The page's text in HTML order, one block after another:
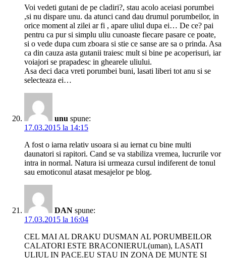
Voi vedeti gutani de pe cladiri?, stau acolo aceiasi porumbei
,si nu dispare unu. da atunci cand dau drumul porumbeilor, in
orice moment al zilei ar fi , apare uliul dupa ei… De ce? pai
pentru ca pur si simplu uliu cunoaste fiecare pasare ce poate,
si o vede dupa cum zboara si stie ce sanse are sa o prinda. Asa
ca din cauza asta gutanii traiesc mult si bine pe acoperisuri, iar
voiajori se prapadesc in ghearele uliului.
Asa deci daca vreti porumbei buni, lasati liberi tot anu si se
selecteaza ei…
unu spune:
17.03.2015 la 14:15
A fost o iarna relativ usoara si au iernat cu bine multi
daunatori si rapitori. Cand se va stabiliza vremea, lucrurile vor
intra in normal. Natura isi urmeaza cursul indiferent de tonul
sau emoticonul atasat mesajelor pe blog.
DAN spune:
17.03.2015 la 16:04
CEL MAI AL DRAKU DUSMAN AL PORUMBEILOR
CALATORI ESTE BRACONIERUL(uman), LASATI
ULIUL IN PACE.EU STAU IN ZONA DE MUNTE SI